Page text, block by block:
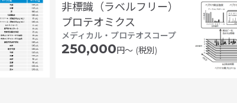
非標識（ラベルフリー）
プロテオミクス
メディカル・プロテオスコープ
250,000円〜 (税別)